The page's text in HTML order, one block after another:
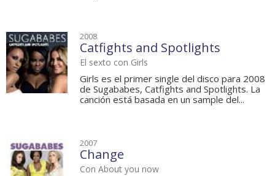
2008
Catfights and Spotlights
El sexto con Girls
Girls es el primer single del disco para 2008
de Sugababes, Catfights and Spotlights. La
canción está basada en un sample del...
2007
Change
Con About you now